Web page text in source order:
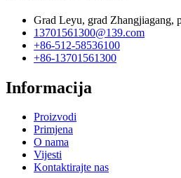
Grad Leyu, grad Zhangjiagang,
13701561300@139.com
+86-512-58536100
+86-13701561300
Informacija
Proizvodi
Primjena
O nama
Vijesti
Kontaktirajte nas